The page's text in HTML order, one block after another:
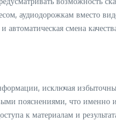
аудиодорожкам вместо
смена
исключая
пояснениями, что именно и
к материалам и